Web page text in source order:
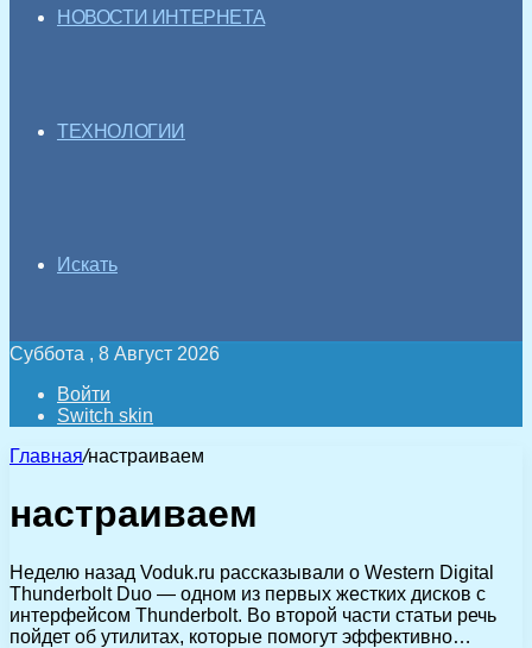
НОВОСТИ ИНТЕРНЕТА
ТЕХНОЛОГИИ
Искать
Суббота , 8 Август 2026
Войти
Switch skin
Главная/настраиваем
настраиваем
Неделю назад Voduk.ru рассказывали о Western Digital
Thunderbolt Duo — одном из первых жестких дисков с
интерфейсом Thunderbolt. Во второй части статьи речь
пойдет об утилитах, которые помогут эффективно…